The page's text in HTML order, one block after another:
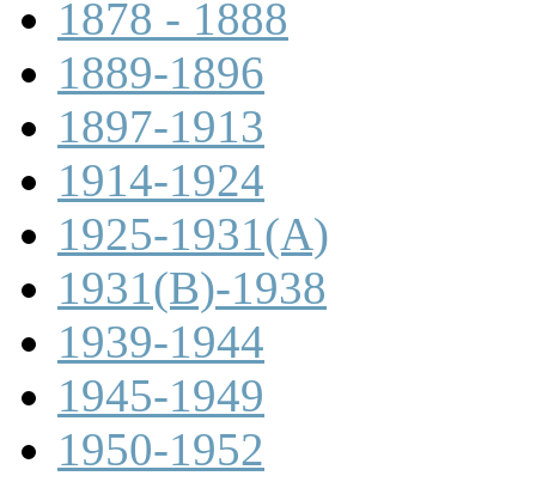
1878 - 1888
1889-1896
1897-1913
1914-1924
1925-1931(A)
1931(B)-1938
1939-1944
1945-1949
1950-1952